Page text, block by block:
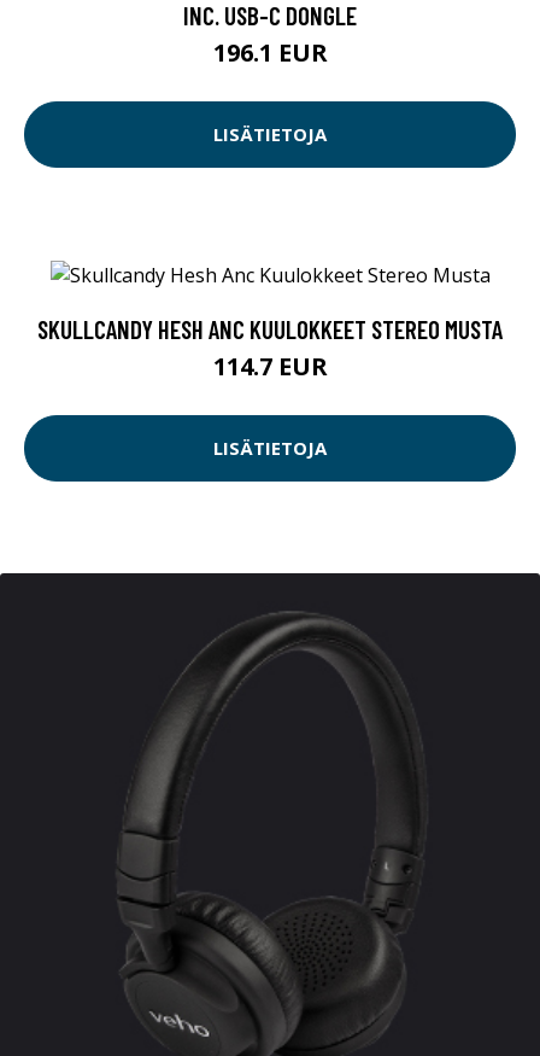
INC. USB-C DONGLE
196.1 EUR
LISÄTIETOJA
SKULLCANDY HESH ANC KUULOKKEET STEREO MUSTA
114.7 EUR
LISÄTIETOJA